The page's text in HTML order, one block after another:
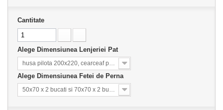
Cantitate
Alege Dimensiunea Lenjeriei Pat
husa pilota 200x220, cearceaf pat 240x260
Alege Dimensiunea Fetei de Perna
50x70 x 2 bucati si 70x70 x 2 bucati